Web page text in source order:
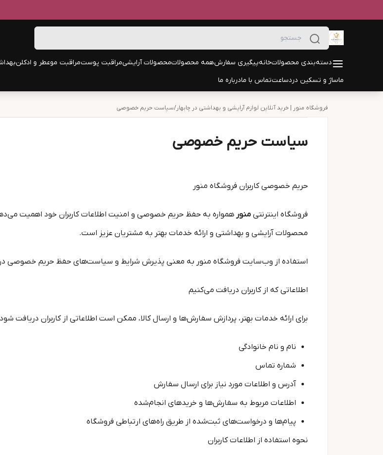
دسته‌بندی محصولاتخانهپیگیری سفارشهمه محصولاتمحصولات آرایشیمراقبت پوستمراقبت موعطر و ادکلن
ماساژ و تسکین دردساعتتماس با مادرباره ما
فروشگاه منور | خرید آنلاین لوازم آرایشی و بهداشتی در چابهار/سیاست حریم خصوصی
سیاست حریم خصوصی
حریم خصوصی کاربران فروشگاه منور
فروشگاه اینترنتی منور همواره به حفظ حریم خصوصی و امنیت اطلاعات کاربران خود اهمیت
محصولات آرایشی و بهداشتی و ارائه خدمات بهتر به مشتریان عزیز است.
استفاده از وب‌سایت فروشگاه منور به معنی پذیرش شرایط و سیاست‌های حفظ حریم خصوصی
اطلاعاتی که از کاربران دریافت می‌کنیم
برای ارائه خدمات بهتر، پردازش سفارش‌ها و ارسال کالا، ممکن است اطلاعاتی از کاربران دریافت
نام و نام خانوادگی
شماره تماس
آدرس و اطلاعات مورد نیاز برای ارسال سفارش
اطلاعات مربوط به سفارش‌ها و خریدهای انجام‌شده
پیام‌ها و درخواست‌های ثبت‌شده از طریق راه‌های ارتباطی فروشگاه
نحوه استفاده از اطلاعات کاربران